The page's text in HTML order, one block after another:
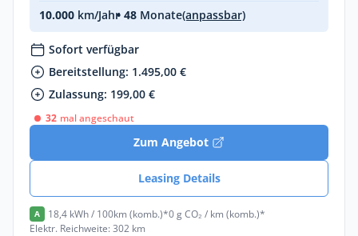
10.000 km/Jahr• 48 Monate(anpassbar)
Sofort verfügbar
Bereitstellung: 1.495,00 €
Zulassung: 199,00 €
32 mal angeschaut
Zum Angebot
Leasing Details
A 18,4 kWh / 100km (komb.)*0 g CO₂ / km (komb.)*
Elektr. Reichweite: 302 km